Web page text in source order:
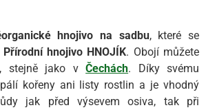
organické hnojivo na sadbu, které se
Přírodní hnojivo HNOJÍK. Obojí můžete
, stejně jako vČechách. Díky svému
kořeny ani listy rostlin a je vhodný
jak před výsevem osiva, tak při